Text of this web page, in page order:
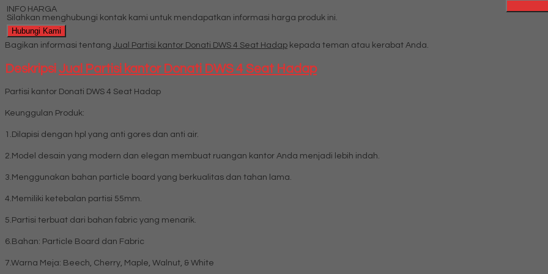
INFO HARGA
Silahkan menghubungi kontak kami untuk mendapatkan informasi harga produk ini.
Hubungi Kami
Bagikan informasi tentang Jual Partisi kantor Donati DWS 4 Seat Hadap kepada teman atau kerabat Anda.
DeskripsiJual Partisi kantor Donati DWS 4 Seat Hadap
Partisi kantor Donati DWS 4 Seat Hadap
Keunggulan Produk:
1.Dilapisi dengan hpl yang anti gores dan anti air.
2.Model desain yang modern dan elegan membuat ruangan kantor Anda menjadi lebih indah.
3.Menggunakan bahan particle board yang berkualitas dan tahan lama.
4.Memiliki ketebalan partisi 55mm.
5.Partisi terbuat dari bahan fabric yang menarik.
6.Bahan: Particle Board dan Fabric
7.Warna Meja: Beech, Cherry, Maple, Walnut, & White